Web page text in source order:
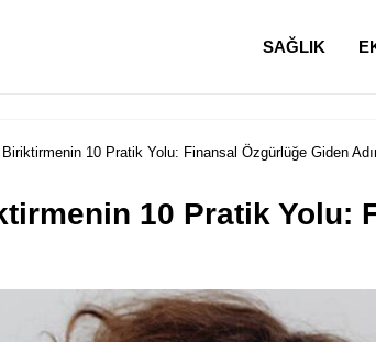
SAĞLIK
10 Pratik Yolu: Finansal Özgürlüğe Giden
10 Pratik Yolu: